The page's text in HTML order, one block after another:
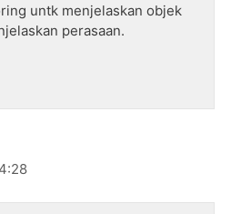
untk menjelaskan objek
perasaan.